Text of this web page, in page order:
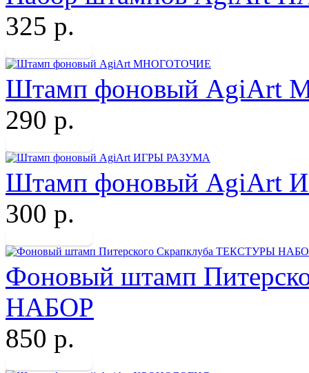
325 р.
Штамп фоновый
290 р.
Штамп фоновый AgiArt
300 р.
Фоновый штамп
НАБОР
850 р.